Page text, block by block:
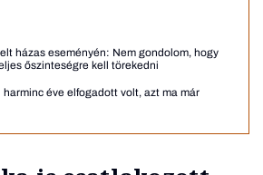
házas eseményén: Nem gondolom, hogy
őszinteségre kell törekedni
harminc éve elfogadott volt, azt ma már